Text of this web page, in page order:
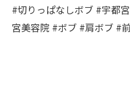
#切りっぱなしボブ #宇都
宮美容院 #ボブ #肩ボブ #